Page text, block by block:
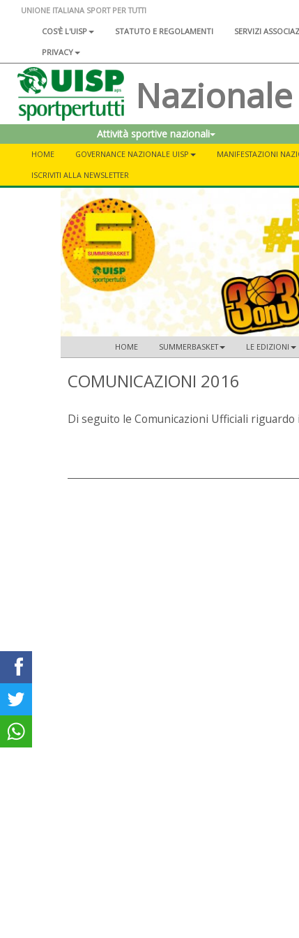
UNIONE ITALIANA SPORT PER TUTTI
COS'È L'UISP
STATUTO E REGOLAMENTI SERVIZI
PRIVACY
Nazionale
Attività sportive nazionali
HOME GOVERNANCE NAZIONALE UISP MANIFESTAZIONI
ISCRIVITI ALLA NEWSLETTER
HOME SUMMERBASKET LE EDIZIONI
COMUNICAZIONI 2016
Di seguito le Comunicazioni Ufficiali riguardo